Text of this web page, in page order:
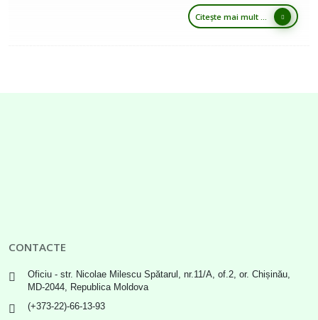
Citește mai mult ...
CONTACTE
Oficiu - str. Nicolae Milescu Spătarul, nr.11/A, of.2, or. Chișinău,
MD-2044, Republica Moldova
(+373-22)-66-13-93